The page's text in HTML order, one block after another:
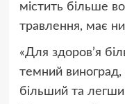
містить більше
травлення, має
«Для здоров’я
темний
більший та